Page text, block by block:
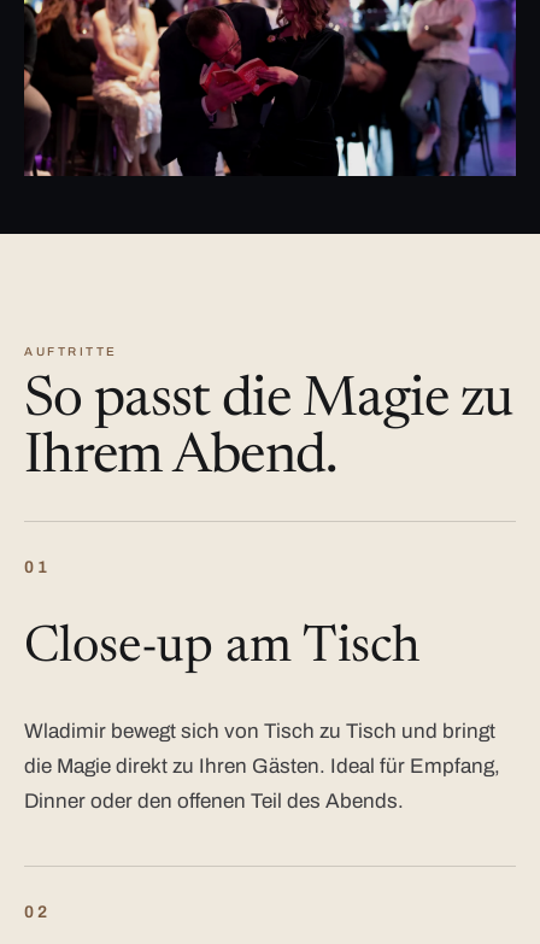
AUFTRITTE
So passt die Magie zu
Ihrem Abend.
01
Close-up am Tisch
Wladimir bewegt sich von Tisch zu Tisch und bringt
die Magie direkt zu Ihren Gästen. Ideal für Empfang,
Dinner oder den offenen Teil des Abends.
02